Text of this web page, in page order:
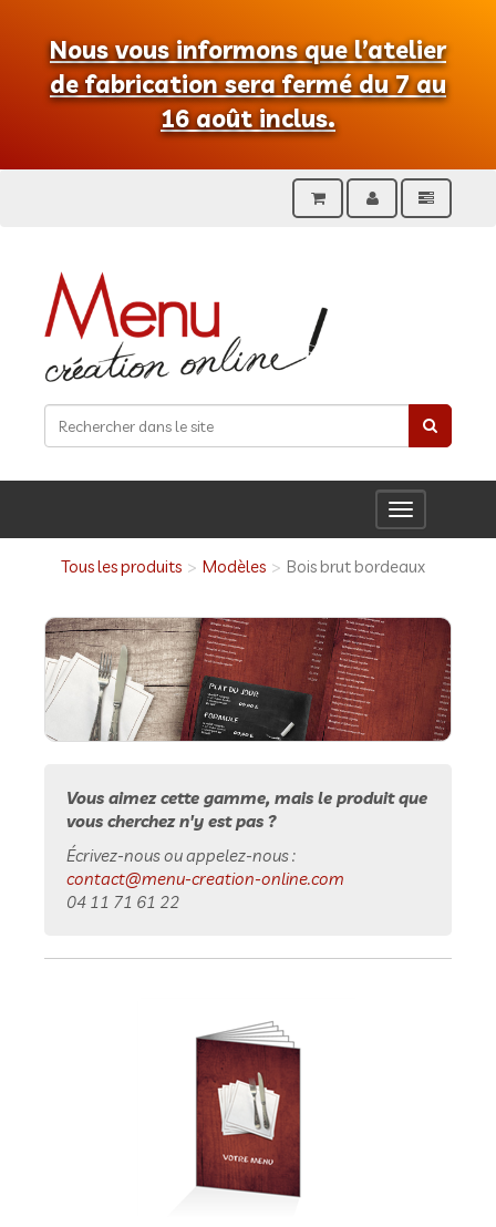
Nous vous informons que l’atelier
de fabrication sera fermé du 7 au
16 août inclus.
Toggle
navigation
Tous les produits
Modèles Bois brut bordeaux
Vous aimez cette gamme, mais le produit que
vous cherchez n'y est pas ?
Écrivez-nous ou appelez-nous :
contact@menu-creation-online.com
04 11 71 61 22